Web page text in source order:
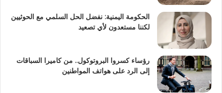
الحكومة اليمنية: نفضل الحل السلمي مع الحوثيين
لكننا مستعدون لأي تصعيد
رؤساء كسروا البروتوكول.. من كاميرا السباقات
إلى الرد على هواتف المواطنين